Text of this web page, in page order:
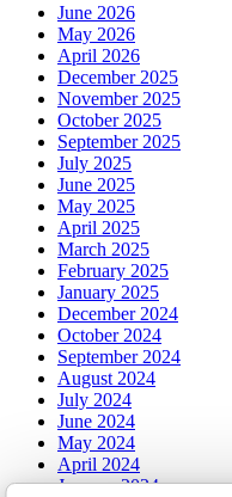
June 2026
May 2026
April 2026
December 2025
November 2025
October 2025
September 2025
July 2025
June 2025
May 2025
April 2025
March 2025
February 2025
January 2025
December 2024
October 2024
September 2024
August 2024
July 2024
June 2024
May 2024
April 2024
January 2024